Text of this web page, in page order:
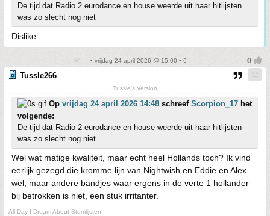
De tijd dat Radio 2 eurodance en house weerde uit haar hitlijsten
was zo slecht nog niet
Dislike.
• vrijdag 24 april 2026 @ 15:00 • 6
Tussle266
Tussle's Version
Op vrijdag 24 april 2026 14:48 schreef Scorpion_17 het
volgende:
De tijd dat Radio 2 eurodance en house weerde uit haar hitlijsten
was zo slecht nog niet
Wel wat matige kwaliteit, maar echt heel Hollands toch? Ik vind
eerlijk gezegd die kromme lijn van Nightwish en Eddie en Alex
wel, maar andere bandjes waar ergens in de verte 1 hollander
bij betrokken is niet, een stuk irritanter.
All Day I Dream About Stemlijsten